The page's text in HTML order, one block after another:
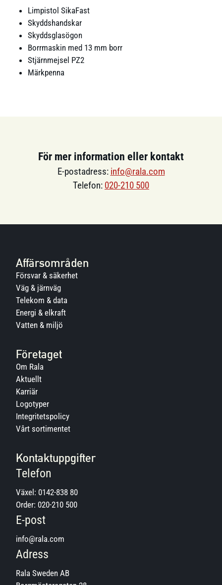
Limpistol SikaFast
Skyddshandskar
Skyddsglasögon
Borrmaskin med 13 mm borr
Stjärnmejsel PZ2
Märkpenna
För mer information eller kontakt
E-postadress: info@rala.com
Telefon: 020-210 500
Affärsområden
Försvar & säkerhet
Väg & järnväg
Telekom & data
Energi & elkraft
Vatten & miljö
Företaget
Om Rala
Aktuellt
Karriär
Logotyper
Integritetspolicy
Vårt sortimentet
Kontaktuppgifter
Telefon
Växel: 0142-838 80
Order: 020-210 500
E-post
info@rala.com
Adress
Rala Sweden AB